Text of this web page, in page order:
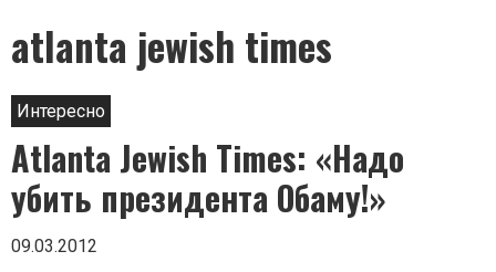
atlanta jewish times
Интересно
Atlanta Jewish Times: «Надо
убить президента Обаму!»
09.03.2012